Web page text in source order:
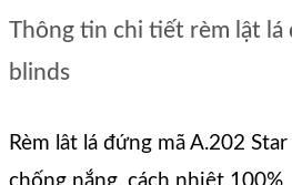
Thông tin chi tiết rèm lật lá
blinds
Rèm lât lá đứng mã A.202